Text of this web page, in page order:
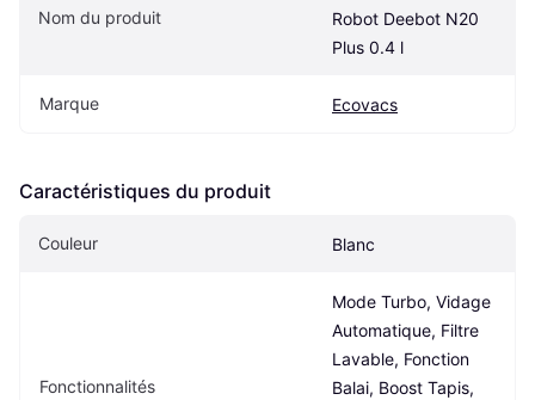
Nom du produit
Robot Deebot N20
Plus 0.4 l
Marque Ecovacs
Caractéristiques du produit
Couleur Blanc
Fonctionnalités
Mode Turbo, Vidage
Automatique, Filtre
Lavable, Fonction
Balai, Boost Tapis,